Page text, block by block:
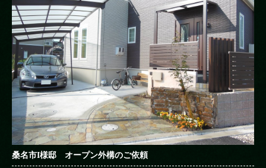
桑名市I様邸 オープン外構のご依頼